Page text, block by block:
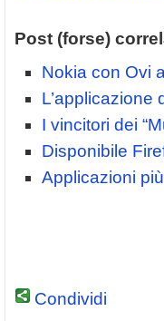
Post (forse)
Nokia con Ovi
L’applicazione
I vincitori dei
Disponibile
Applicazioni
Condividi